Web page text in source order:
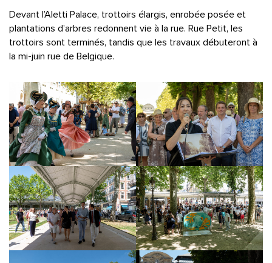
Devant l’Aletti Palace, trottoirs élargis, enrobée posée et
plantations d’arbres redonnent vie à la rue. Rue Petit, les
trottoirs sont terminés, tandis que les travaux débuteront à
la mi-juin rue de Belgique.